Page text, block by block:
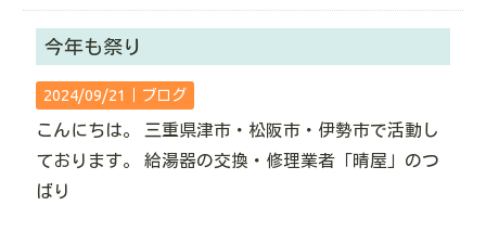
今年も祭り
2024/09/21｜ ブログ
こんにちは。 三重県津市・松阪市・伊勢市で活動し
ております。 給湯器の交換・修理業者「晴屋」のつ
ばり